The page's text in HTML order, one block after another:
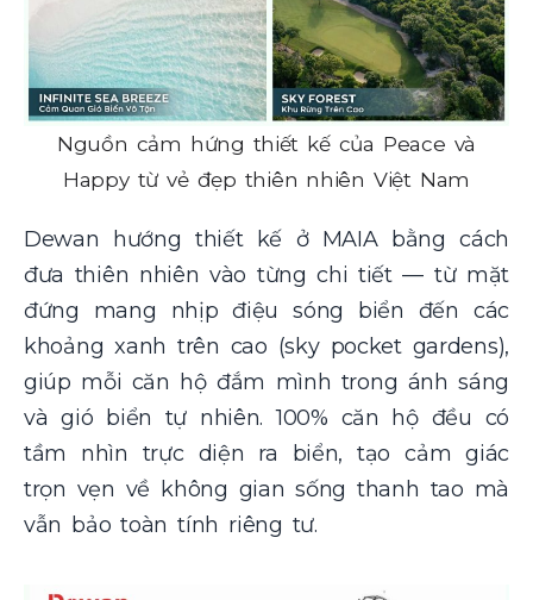
Nguồn cảm hứng thiết kế của Peace và
Happy từ vẻ đẹp thiên nhiên Việt Nam
Dewan hướng thiết kế ở MAIA bằng cách
đưa thiên nhiên vào từng chi tiết — từ mặt
đứng mang nhịp điệu sóng biển đến các
khoảng xanh trên cao (sky pocket gardens),
giúp mỗi căn hộ đắm mình trong ánh sáng
và gió biển tự nhiên. 100% căn hộ đều có
tầm nhìn trực diện ra biển, tạo cảm giác
trọn vẹn về không gian sống thanh tao mà
vẫn bảo toàn tính riêng tư.